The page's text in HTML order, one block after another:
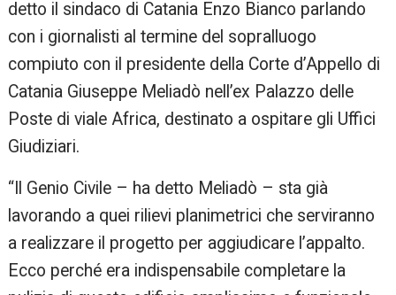
detto il sindaco di Catania Enzo Bianco parlando
con i giornalisti al termine del sopralluogo
compiuto con il presidente della Corte d’Appello di
Catania Giuseppe Meliadò nell’ex Palazzo delle
Poste di viale Africa, destinato a ospitare gli Uffici
Giudiziari.
“Il Genio Civile – ha detto Meliadò – sta già
lavorando a quei rilievi planimetrici che serviranno
a realizzare il progetto per aggiudicare l’appalto.
Ecco perché era indispensabile completare la